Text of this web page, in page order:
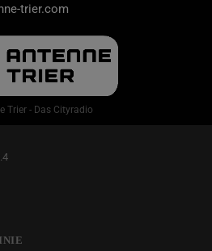
trier.com
Trier - Das Cityradio